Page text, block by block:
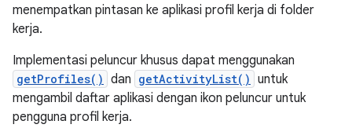
menempatkan pintasan ke aplikasi profil kerja di folder
kerja.
Implementasi peluncur khusus dapat menggunakan
getProfiles() dan getActivityList() untuk
mengambil daftar aplikasi dengan ikon peluncur untuk
pengguna profil kerja.